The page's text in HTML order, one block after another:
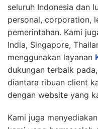
seluruh Indonesia dan
personal, corporation,
pemerintahan. Kami
India, Singapore,
menggunakan layanan
dukungan terbaik
diantara ribuan client
dengan website yang
Kami juga